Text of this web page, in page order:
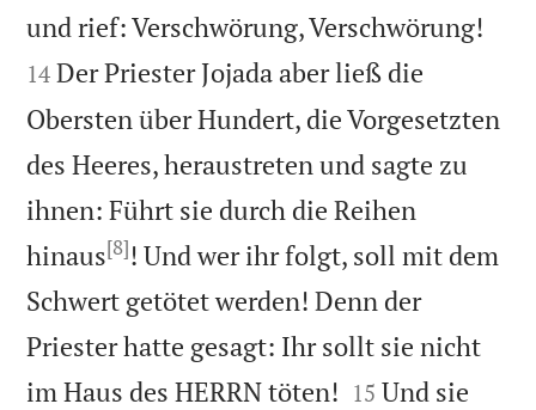
und rief: Verschwörung, Verschwörung!
14 Der Priester Jojada aber ließ die
Obersten über Hundert, die Vorgesetzten
des Heeres, heraustreten und sagte zu
ihnen: Führt sie durch die Reihen
hinaus[8]! Und wer ihr folgt, soll mit dem
Schwert getötet werden! Denn der
Priester hatte gesagt: Ihr sollt sie nicht
im Haus des HERRN töten! 

15 Und sie